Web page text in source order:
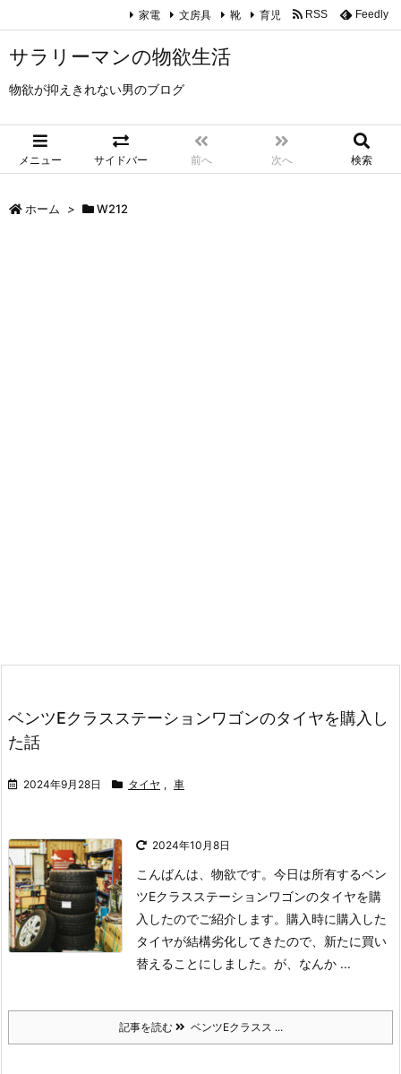
サラリーマンの物欲生活
物欲が抑えきれない男のブログ
メニュー サイドバー 前へ 次へ 検索
家電 文房具 靴 育児 RSS Feedly
ホーム > W212
ベンツEクラスステーションワゴンのタイヤを購入し
た話
2024年9月28日 タイヤ , 車
2024年10月8日
こんばんは、物欲です。 今日は所有するベン
ツEクラスステーションワゴンのタイヤを購
入したのでご紹介します。 購入時に購入した
タイヤが結構劣化してきたので、新たに買い
替えることにしました。 が、なんか ...
記事を読む ベンツEクラスス ...